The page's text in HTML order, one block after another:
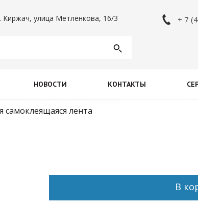
+ 7
Киржач, улица Метленкова, 16/3
НОВОСТИ КОНТАКТЫ
самоклеящаяся лента
В